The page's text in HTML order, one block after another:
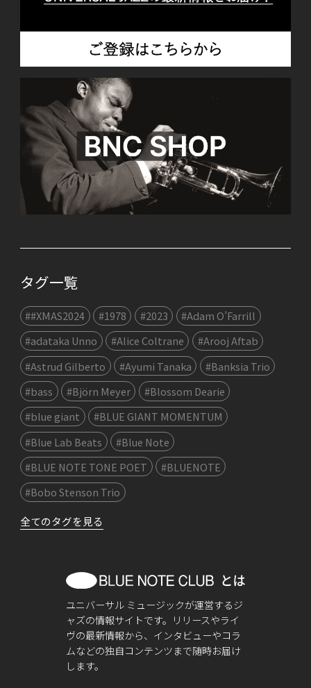
タグ一覧
##XMAS2024 #1978 #2023
#Adam O’Farrill
#adataka Unno
#Alice Coltrane
#Arooj Aftab
#Astrud Gilberto
#Ayumi Tanaka
#Banksia Trio
#bass
#Björn Meyer
#Blossom Dearie
#blue giant
#BLUE GIANT MOMENTUM
#Blue Lab Beats
#Blue Note
#BLUE NOTE TONE POET
#BLUENOTE
#Bobo Stenson Trio
全てのタグを見る
ユニバーサル ミュージックが運営するジ
ャズの情報サイトです。リリースやライ
ヴの最新情報から、インタビューやコラ
ムなどの独自コンテンツまで随時お届け
します。